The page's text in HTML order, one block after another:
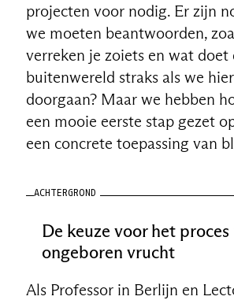
projecten voor nodig. Er zijn
we moeten beantwoorden,
verreken je zoiets en wat doet
buitenwereld straks als we
doorgaan? Maar we hebben
een mooie eerste stap gezet
een concrete toepassing van
ACHTERGROND
De keuze voor het
ongeboren vrucht
Als Professor in Berlijn en